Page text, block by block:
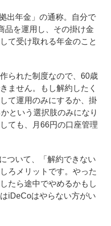
出年金」の通称。自分で
品を運用し、その掛け金
て受け取れる年金のこと
られた制度なので、60歳
ません。もし解約したく
て運用のみにするか、掛
という選択肢のみになり
ても、月66円の口座管理
ついて、「解約できない
ろメリットです。やった
たら途中でやめるかもし
iDeCoはやらない方がい